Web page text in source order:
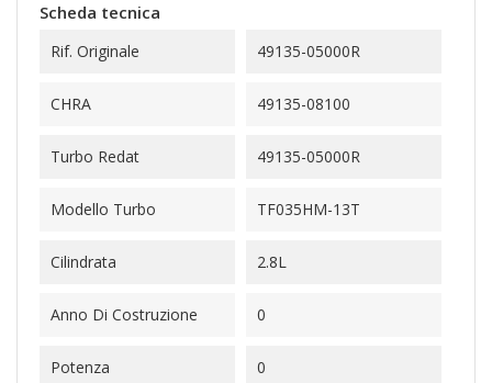
Scheda tecnica
Rif. Originale 49135-05000R
CHRA 49135-08100
Turbo Redat 49135-05000R
Modello Turbo TF035HM-13T
Cilindrata 2.8L
Anno Di Costruzione 0
Potenza 0